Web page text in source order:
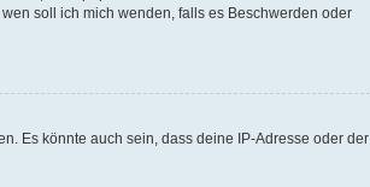
soll ich mich wenden, falls es Beschwerden oder
Es könnte auch sein, dass deine IP-Adresse oder der